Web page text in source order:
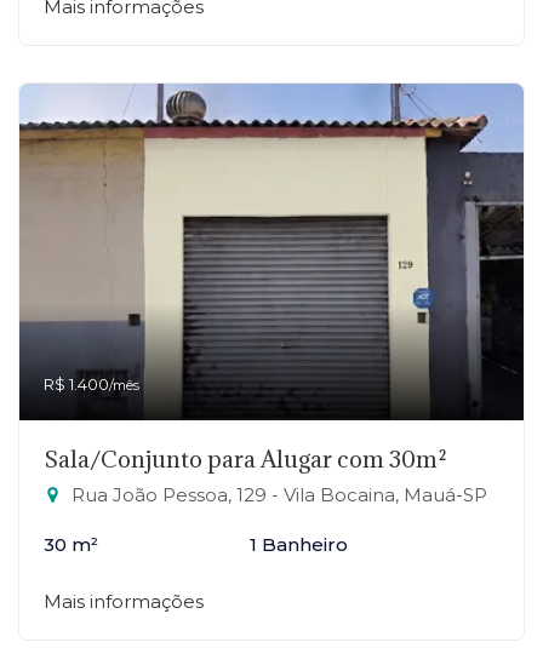
Mais informações
R$ 1.400/mês
Sala/Conjunto para Alugar com 30m²
Rua João Pessoa, 129 - Vila Bocaina, Mauá-SP
30 m² 1 Banheiro
Mais informações